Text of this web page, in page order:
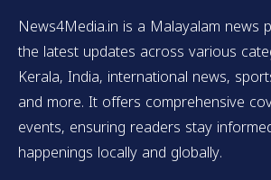
News4Media.in is a Malayalam news
the latest updates across various
Kerala, India, international news,
and more. It offers comprehensive
events, ensuring readers stay
happenings locally and globally.